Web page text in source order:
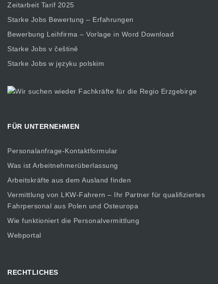
Zeitarbeit Tarif 2025
Starke Jobs Bewertung – Erfahrungen
Bewerbung Leihfirma – Vorlage in Word Download
Starke Jobs v češtině
Starke Jobs w języku polskim
FÜR UNTERNEHMEN
Personalanfrage-Kontaktformular
Was ist Arbeitnehmerüberlassung
Arbeitskräfte aus dem Ausland finden
Vermittlung von LKW-Fahrern – Ihr Partner für qualifiziertes
Fahrpersonal aus Polen und Osteuropa
Wie funktioniert die Personalvermittlung
Webportal
RECHTLICHES